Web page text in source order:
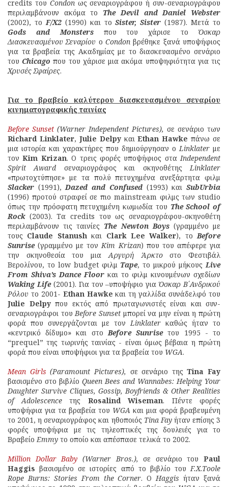
credits του Condonως σεναριογράφου ή συν-σεναριογράφου
περιλαμβάνουν ακόμα το The Devil and Daniel Webster
(2002), τοF/X2(1990) και τοSister, Sister (1987). Μετά το
Gods and Monstersπου του χάρισε τοΌσκαρ
Διασκευασμένου Σεναρίου οCondon βρέθηκε ξανά υποψήφιος
για τα βραβεία της Ακαδημίας με το διασκευασμένο σενάριο
του Chicago που του χάρισε μια ακόμα υποψηφιότητα για τις
Χρυσές Σφαίρες.
Για το βραβείο καλύτερου διασκευασμένου σεναρίου
κινηματογραφικής ταινίας
Before Sunset (Warner Independent Pictures), σε σενάριο των
Richard Linklater, Julie DelpyκαιEthan Hawke πάνω σε
μια ιστορία και χαρακτήρες που δημιούργησαν οLinklater με
τονKim Krizan. Ο τρεις φορές υποψήφιος σταIndependent
Spirit Award σεναριογράφος και σκηνοθέτηςLinklater
«πρωτοχτύπησε» με τα πολύ πετυχημένα ανεξάρτητα φιλμ
Slacker (1991),Dazed and Confused(1993) καιSubUrbia
(1996) προτού στραφεί σε πιο mainstream φιλμς των studio
όπως την πρόσφατη πετυχημένη κωμωδία του The School of
Rock(2003). Τα credits του ως σεναριογράφου-σκηνοθέτη
περιλαμβάνουν τις ταινίες The Newton Boys(γραμμένο με
τους Claude Stanushκαι Clark Lee Walker), τοBefore
Sunrise(γραμμένο με τονKim Krizan) που του απέφερε για
την σκηνοθεσία του μιαΑργυρή Άρκτοστο Φεστιβάλ
Βερολίνου, το low budget φιλμ Tape, το μικρού μήκουςLive
From Shiva’s Dance Floor και το φιλμ κινουμένων σχεδίων
Waking Life(2001). Για τον –υποψήφιο γιαΌσκαρ Β΄Ανδρικού
Ρόλου το 2001- Ethan Hawke και τη γαλλίδα συνάδελφό του
Julie Delpyπου εκτός από πρωταγωνιστές είναι και συν-
σεναριογράφοι τουBefore Sunset μπορεί να μην είναι η πρώτη
φορά που συνεργάζονται με τονLinklater καθώς ήταν το
«κεντρικό δίδυμο» και στοBefore Sunriseτου 1995 - το
“prequel” της τωρινής ταινίας - είναι όμως βέβαια η πρώτη
φορά που είναι υποψήφιοι για τα βραβεία του WGA.
Mean Girls (Paramount Pictures), σε σενάριο τηςTina Fay
βασισμένο στο βιβλίο Queen Bees and Wannabes: Helping Your
Daughter Survive Cliques, Gossip, Boyfriends & Other Realities
of Adolescenceτης Rosalind Wiseman. Πέντε φορές
υποψήφια για τα βραβεία του WGA και μια φορά βραβευμένη
το 2001, η σεναριογράφος και ηθοποιός Tina Fayήταν επίσης 3
φορές υποψήφια με τις τηλεοπτικές της δουλειές για το
ΒραβείοEmmy το οποίο και απέσπασε τελικά το 2002.
Million Dollar Baby (Warner Bros.), σε σενάριο του Paul
Haggis βασισμένο σε ιστορίες από το βιβλίο τουF.X.Toole
Rope Burns: Stories From the Corner. ΟHaggis ήταν ξανά